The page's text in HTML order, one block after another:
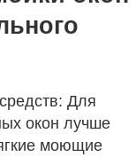
Для
окон лучше
моющие